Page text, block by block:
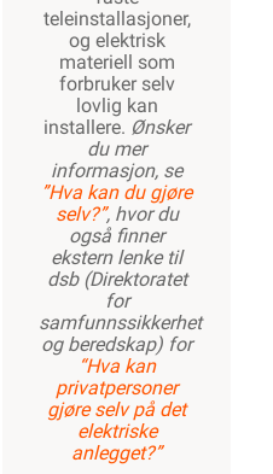
teleinstallasjoner,
og elektrisk
materiell som
forbruker selv
lovlig kan
installere. Ønsker
du mer
informasjon, se
”Hva kan du gjøre
selv?”, hvor du
også finner
ekstern lenke til
dsb (Direktoratet
for
samfunnssikkerhet
og beredskap) for
“Hva kan
privatpersoner
gjøre selv på det
elektriske
anlegget?”